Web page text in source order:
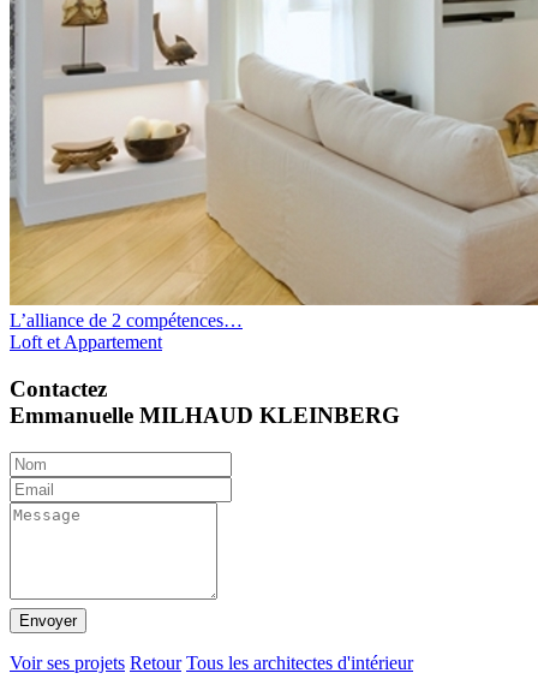
L’alliance de 2 compétences…
Loft et Appartement
Contactez
Emmanuelle MILHAUD KLEINBERG
Envoyer
Voir ses projets Retour Tous les architectes d'intérieur